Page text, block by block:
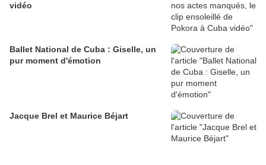
vidéo
Ballet National de Cuba : Giselle, un
pur moment d'émotion
Jacque Brel et Maurice Béjart